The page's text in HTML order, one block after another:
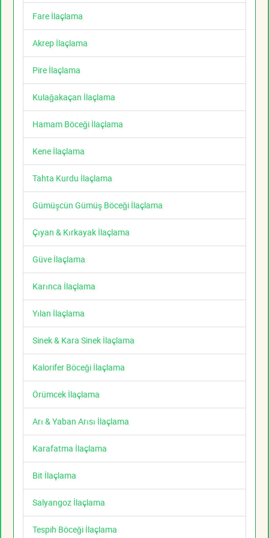
Fare İlaçlama
Akrep İlaçlama
Pire İlaçlama
Kulağakaçan İlaçlama
Hamam Böceği İlaçlama
Kene İlaçlama
Tahta Kurdu İlaçlama
Gümüşcün Gümüş Böceği İlaçlama
Çıyan & Kırkayak İlaçlama
Güve İlaçlama
Karınca İlaçlama
Yılan İlaçlama
Sinek & Kara Sinek İlaçlama
Kalorifer Böceği İlaçlama
Örümcek İlaçlama
Arı & Yaban Arısı İlaçlama
Karafatma İlaçlama
Bit İlaçlama
Salyangoz İlaçlama
Tespih Böceği İlaçlama